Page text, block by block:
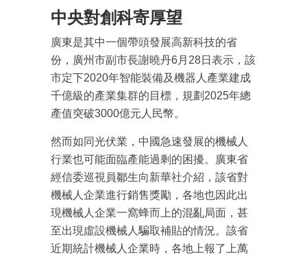
中央對創科寄厚望
廣東是其中一個帶頭發展高新科技的省
份，廣州市副市長謝曉丹6月28日表示，該
市定下2020年智能裝備及機器人產業建成
千億級的產業集群的目標，規劃2025年總
產值突破3000億元人民幣。
然而如同光伏業，中國急速發展的機械人
行業也可能面臨產能過剩的困擾。廣東省
經信委巡視員鄒生向新華社介紹，該省對
機械人企業進行銷售獎勵，各地也因此出
現機械人企業一窩蜂而上的混亂局面，甚
至出現虛設機械人騙取補貼的情況。該省
近期統計機械人企業時，各地上報了上萬